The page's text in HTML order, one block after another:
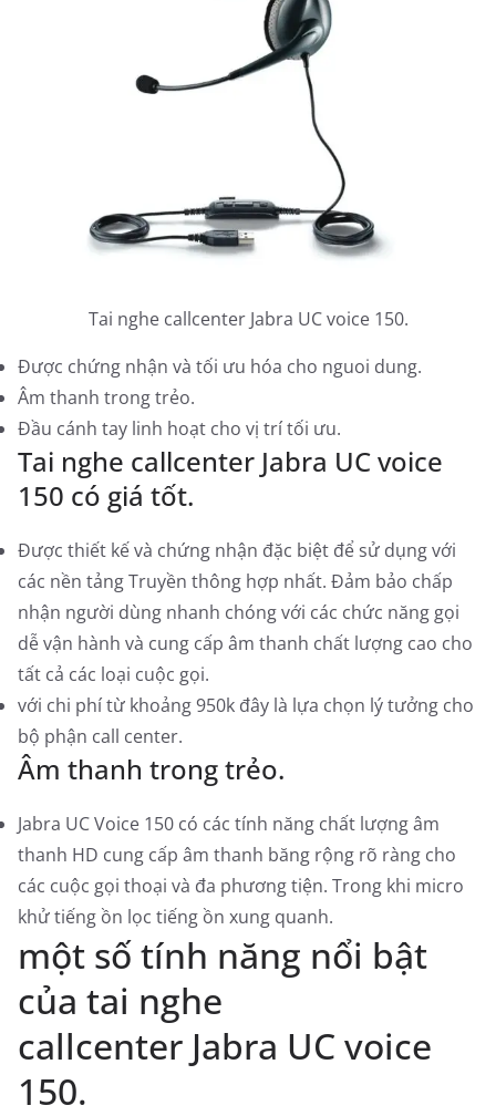
Tai nghe callcenter Jabra UC voice 150.
Được chứng nhận và tối ưu hóa cho nguoi dung.
Âm thanh trong trẻo.
Đầu cánh tay linh hoạt cho vị trí tối ưu.
Tai nghe callcenter Jabra UC voice
150 có giá tốt.
Được thiết kế và chứng nhận đặc biệt để sử dụng với
các nền tảng Truyền thông hợp nhất. Đảm bảo chấp
nhận người dùng nhanh chóng với các chức năng gọi
dễ vận hành và cung cấp âm thanh chất lượng cao cho
tất cả các loại cuộc gọi.
với chi phí từ khoảng 950k đây là lựa chọn lý tưởng cho
bộ phận call center.
Âm thanh trong trẻo.
Jabra UC Voice 150 có các tính năng chất lượng âm
thanh HD cung cấp âm thanh băng rộng rõ ràng cho
các cuộc gọi thoại và đa phương tiện. Trong khi micro
khử tiếng ồn lọc tiếng ồn xung quanh.
một số tính năng nổi bật
của tai nghe
callcenter Jabra UC voice
150.